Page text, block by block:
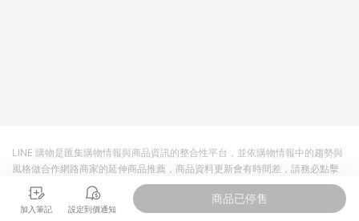
加入筆記 設定到價通知
商品已停售
LINE 購物是匯集購物情報與商品資訊的整合性平台，並依購物情報中的趨勢與
風格做合作網路商家的延伸商品推薦，商品資料更新會有時間差，請務必點擊
商品至各合作網路商家，確認現售價與購物條件，一切資訊以合作廠商網頁為
準。